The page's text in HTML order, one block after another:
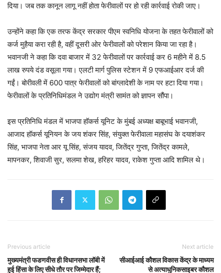
दिया। जब तक कानून लागू नहीं होता फेरीवालों पर हो रही कार्रवाई रोकी जाए।
उन्होंने कहा कि एक तरफ केंद्र सरकार पीएम स्वनिधि योजना के तहत फेरीवालों को
कर्ज मुहैया करा रही है, वहीं दूसरी ओर फेरीवालों को परेशान किया जा रहा है।
भवानजी ने कहा कि दवा बाजार में 32 फेरीवालों पर कार्रवाई कर 6 महीने में 8.5
लाख रुपये दंड वसूला गया। एलटी मार्ग पुलिस स्टेशन में 9 एफआईआर दर्ज की
गईं। बोरीवली में 600 पात्र फेरीवालों को बांग्लादेशी के नाम पर हटा दिया गया।
फेरीवालों के प्रतिनिधिमंडल ने उद्योग मंत्री सामंत को ज्ञापन सौंपा।
इस प्रतिनिधि मंडल में भाजपा हॉकर्स यूनिट के मुंबई अध्यक्ष बाबूभाई भवानजी,
आजाद हॉकर्स यूनियन के जय शंकर सिंह, संयुक्त फेरीवाला महासंघ के दयाशंकर
सिंह, भाजपा नेता आर यू सिंह, संजय यादव, जितेंद्र गुप्ता, जितेंद्र कामले,
मापनकर, शिवाजी सुर, सलमा शेख, हरिहर यादव, राकेश गुप्ता आदि शामिल थे।
Previous article
मुख्यमंत्री फडणवीस ही विधानसभा लॉबी में
हुई हिंसा के लिए सीधे तौर पर जिम्मेदार हैं;
Next article
सीआईआई कौशल विकास केंद्र के माध्यम
से अत्याधुनिकसाइबर कौशल